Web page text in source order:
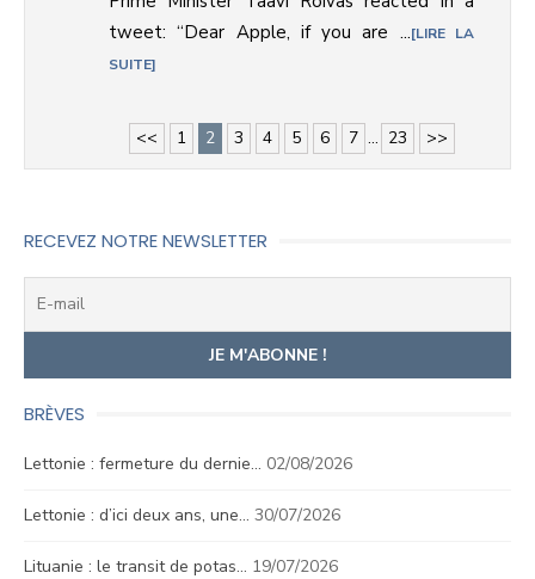
tweet: “Dear Apple, if you are ... LIRE LA
SUITE
<< 1 2 3 4 5 6 7 ... 23 >>
RECEVEZ NOTRE NEWSLETTER
BRÈVES
Lettonie : fermeture du dernie… 02/08/2026
Lettonie : d’ici deux ans, une… 30/07/2026
Lituanie : le transit de potas… 19/07/2026